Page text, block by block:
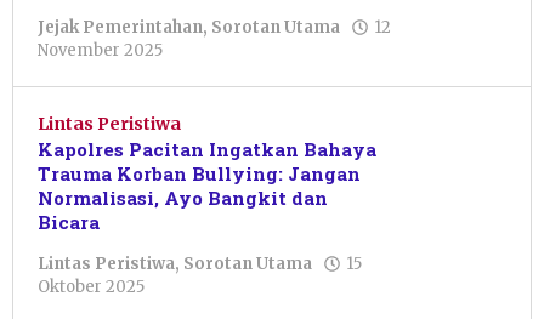
Jejak Pemerintahan, Sorotan Utama
12
November 2025
Lintas Peristiwa
Kapolres Pacitan Ingatkan Bahaya
Trauma Korban Bullying: Jangan
Normalisasi, Ayo Bangkit dan
Bicara
Lintas Peristiwa, Sorotan Utama
15
Oktober 2025